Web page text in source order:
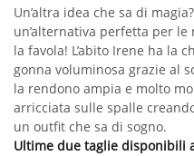
Un’altra idea che sa di magia?
un’alternativa perfetta per
la favola! L’abito Irene ha la
gonna voluminosa grazie al
la rendono ampia e molto
arricciata sulle spalle
un outfit che sa di sogno.
Ultime due taglie disponibili